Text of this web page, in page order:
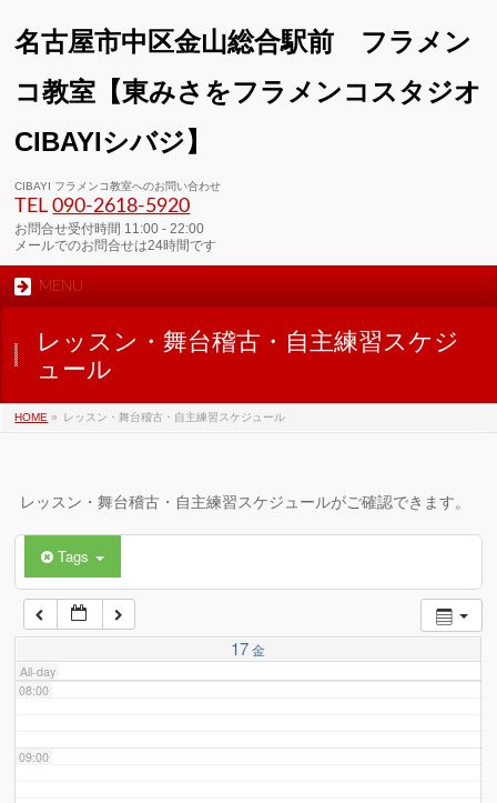
名古屋市中区金山総合駅前 フラメン
コ教室【東みさをフラメンコスタジオ
CIBAYIシバジ】
CIBAYI フラメンコ教室へのお問い合わせ
TEL090-2618‐5920
お問合せ受付時間 11:00 - 22:00
メールでのお問合せは24時間です
MENU
レッスン・舞台稽古・自主練習スケジ
ュール
HOME » レッスン・舞台稽古・自主練習スケジュール
レッスン・舞台稽古・自主練習スケジュールがご確認できます。
Tags
17 金
All-day
01:00
02:00
03:00
04:00
06:00
07:00
08:00
09:00